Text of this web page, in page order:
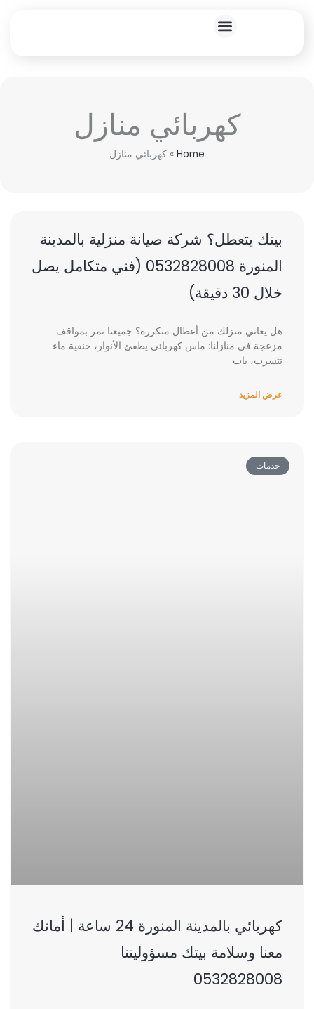
كهربائي منازل
Home
» كهربائي منازل
بيتك يتعطل؟ شركة صيانة منزلية بالمدينة
المنورة 0532828008 (فني متكامل يصل
خلال 30 دقيقة)
هل يعاني منزلك من أعطال متكررة؟ جميعنا نمر بمواقف
مزعجة في منازلنا: ماس كهربائي يطفئ الأنوار، حنفية ماء
تتسرب، باب
عرض المزيد
خدمات
كهربائي بالمدينة المنورة 24 ساعة | أمانك
معنا وسلامة بيتك مسؤوليتنا
0532828008